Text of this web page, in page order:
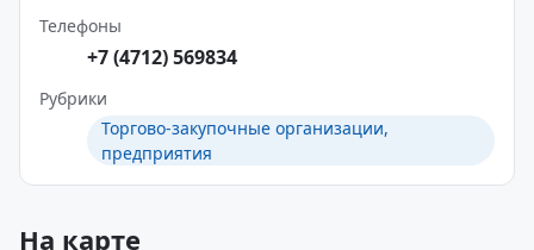
Телефоны
+7 (4712) 569834
Рубрики
Торгово-закупочные организации,
предприятия
На карте